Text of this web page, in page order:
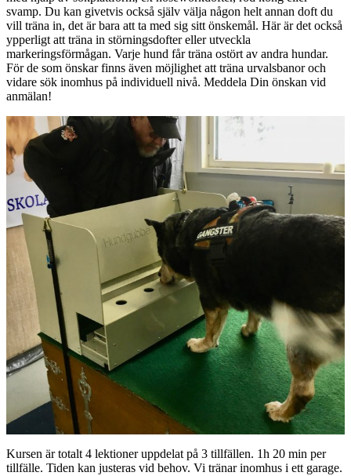
svamp. Du kan givetvis också själv välja någon helt annan doft du
vill träna in, det är bara att ta med sig sitt önskemål. Här är det också
ypperligt att träna in störningsdofter eller utveckla
markeringsförmågan. Varje hund får träna ostört av andra hundar.
För de som önskar finns även möjlighet att träna urvalsbanor och
vidare sök inomhus på individuell nivå. Meddela Din önskan vid
anmälan!
Kursen är totalt 4 lektioner uppdelat på 3 tillfällen. 1h 20 min per
tillfälle. Tiden kan justeras vid behov. Vi tränar inomhus i ett garage.